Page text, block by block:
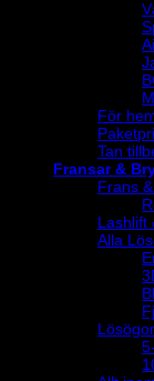
För
Tan
Fransar &
Frans
Lashlift
Alla